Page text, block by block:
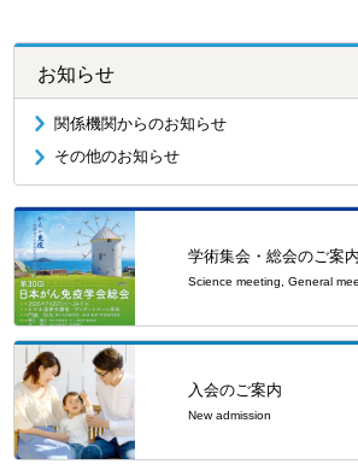
お知らせ
関係機関からのお知らせ
その他のお知らせ
学術集会・総会のご案内
Science meeting, General
入会のご案内
New admission